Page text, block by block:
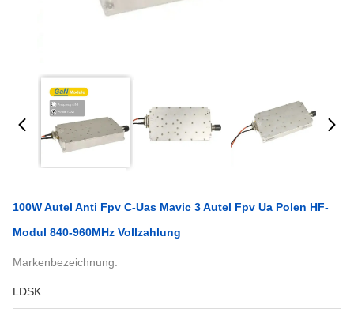
100W Autel Anti Fpv C-Uas Mavic 3 Autel Fpv Ua Polen HF-
Modul 840-960MHz Vollzahlung
Markenbezeichnung:
LDSK